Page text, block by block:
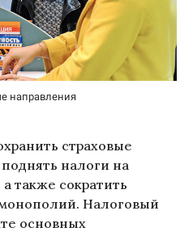
направления
страховые
налоги на
также сократить
Налоговый
основных